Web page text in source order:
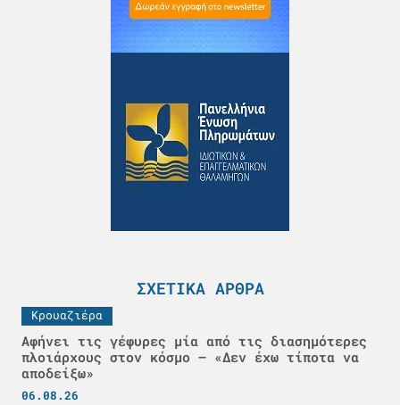
ΣΧΕΤΙΚΆ ΆΡΘΡΑ
Κρουαζιέρα
Αφήνει τις γέφυρες μία από τις διασημότερες
πλοιάρχους στον κόσμο – «Δεν έχω τίποτα να
αποδείξω»
06.08.26